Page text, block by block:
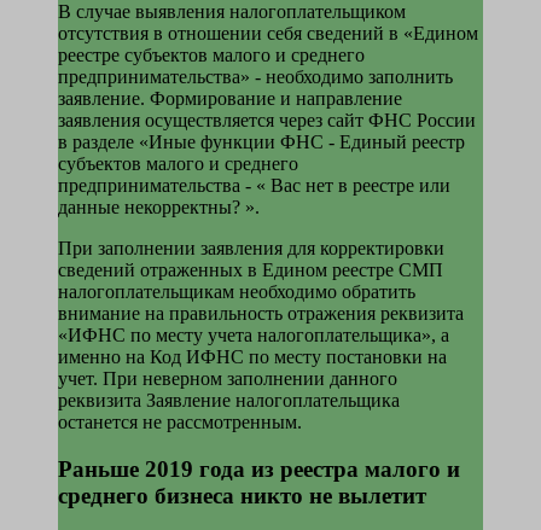
В случае выявления налогоплательщиком
отсутствия в отношении себя сведений в «Едином
реестре субъектов малого и среднего
предпринимательства» - необходимо заполнить
заявление. Формирование и направление
заявления осуществляется через сайт ФНС России
в разделе «Иные функции ФНС - Единый реестр
субъектов малого и среднего
предпринимательства - « Вас нет в реестре или
данные некорректны? ».
При заполнении заявления для корректировки
сведений отраженных в Едином реестре СМП
налогоплательщикам необходимо обратить
внимание на правильность отражения реквизита
«ИФНС по месту учета налогоплательщика», а
именно на Код ИФНС по месту постановки на
учет. При неверном заполнении данного
реквизита Заявление налогоплательщика
останется не рассмотренным.
Раньше 2019 года из реестра малого и
среднего бизнеса никто не вылетит